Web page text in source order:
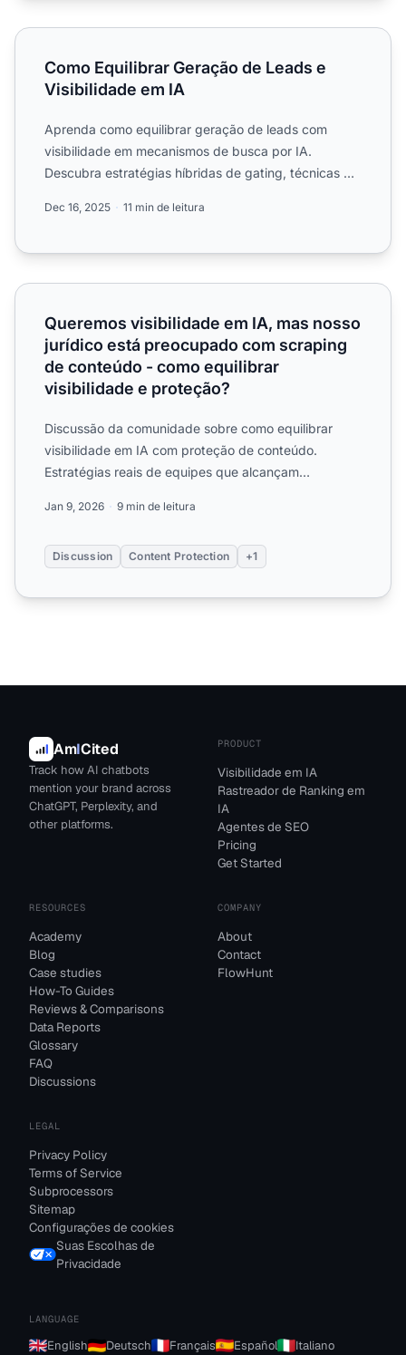
Como Equilibrar Geração de Leads e Visibilidade em IA
Como Equilibrar Geração de Leads e
Visibilidade em IA
Aprenda como equilibrar geração de leads com
visibilidade em mecanismos de busca por IA.
Descubra estratégias híbridas de gating, técnicas de
Dec 16, 2025 11 min de leitura
Queremos visibilidade em IA, mas nosso jurídico está
Queremos visibilidade em IA, mas nosso
jurídico está preocupado com scraping
de conteúdo - como equilibrar
visibilidade e proteção?
Discussão da comunidade sobre como equilibrar
visibilidade em IA com proteção de conteúdo.
Estratégias reais de equipes que alcançam
Jan 9, 2026 9 min de leitura
Discussion Content Protection +1
AmICited
Track how AI chatbots
mention your brand across
ChatGPT, Perplexity, and
other platforms.
PRODUCT
Visibilidade em IA
Rastreador de Ranking em
IA
Agentes de SEO
Pricing
Get Started
RESOURCES
Academy
Blog
Case studies
How-To Guides
Reviews & Comparisons
Data Reports
Glossary
FAQ
Discussions
COMPANY
About
Contact
FlowHunt
LEGAL
Privacy Policy
Terms of Service
Subprocessors
Sitemap
Configurações de cookies
Suas Escolhas de
Privacidade
LANGUAGE
English Deutsch Français Español Italiano